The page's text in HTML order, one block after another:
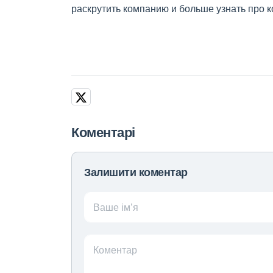
раскрутить компанию и больше узнать про
Коментарі
Залишити коментар
Ваше ім’я
Коментар